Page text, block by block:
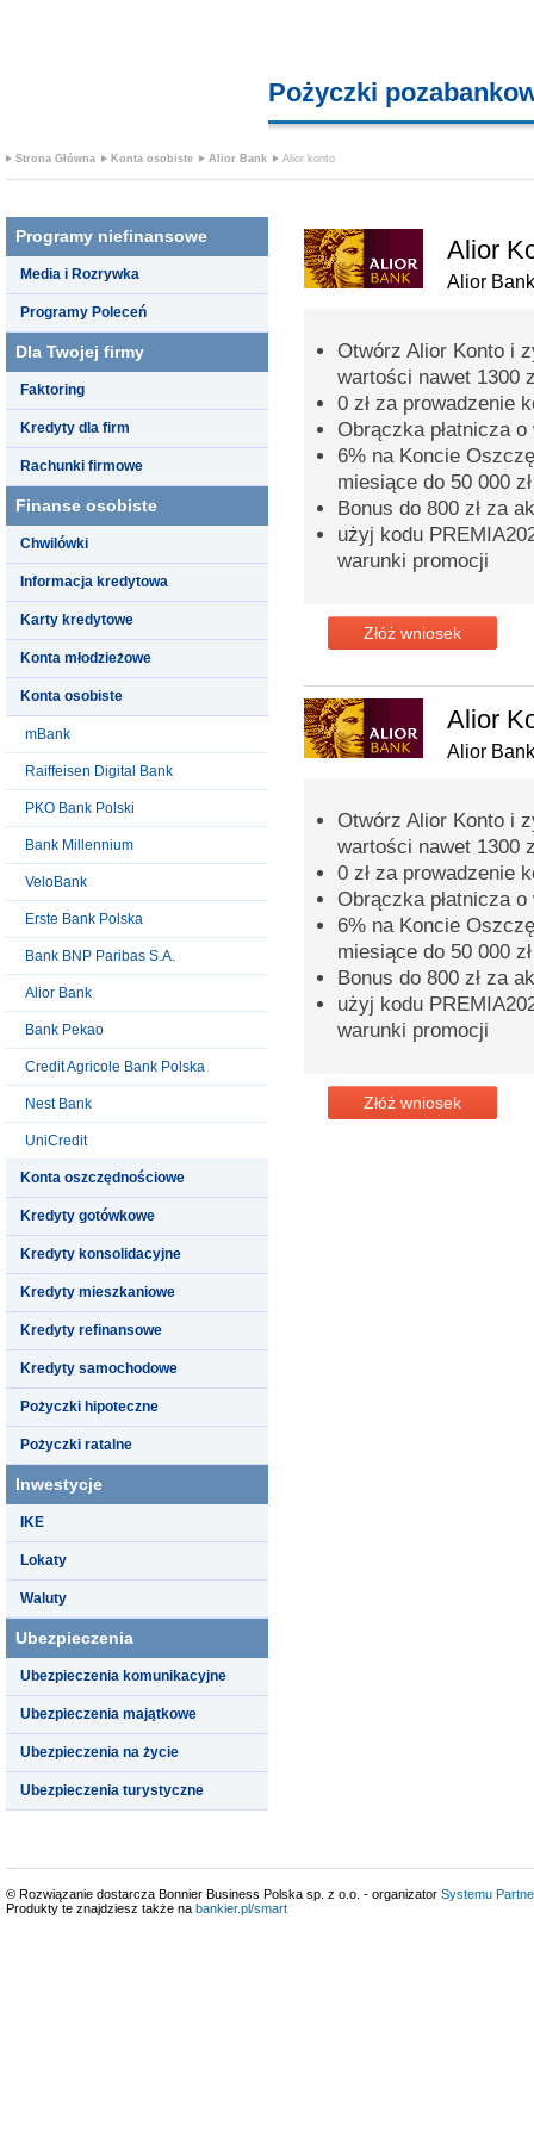
Pożyczki
Strona Główna Konta osobiste Alior Bank Alior konto
Programy niefinansowe
Media i Rozrywka
Programy Poleceń
Dla Twojej firmy
Faktoring
Kredyty dla firm
Rachunki firmowe
Finanse osobiste
Chwilówki
Informacja kredytowa
Karty kredytowe
Konta młodzieżowe
Konta osobiste
mBank
Raiffeisen Digital Bank
PKO Bank Polski
Bank Millennium
VeloBank
Erste Bank Polska
Bank BNP Paribas S.A.
Alior Bank
Bank Pekao
Credit Agricole Bank Polska
Nest Bank
UniCredit
Konta oszczędnościowe
Kredyty gotówkowe
Kredyty konsolidacyjne
Kredyty mieszkaniowe
Kredyty refinansowe
Kredyty samochodowe
Pożyczki hipoteczne
Pożyczki ratalne
Inwestycje
IKE
Lokaty
Waluty
Ubezpieczenia
Ubezpieczenia komunikacyjne
Ubezpieczenia majątkowe
Ubezpieczenia na życie
Ubezpieczenia turystyczne
Alior
Alior Bank
Otwórz Alior Konto i
wartości nawet 1300
0 zł za prowadzenie
Obrączka płatnicza o
6% na Koncie
miesiące do 50 000 zł
Bonus do 800 zł za
użyj kodu
warunki promocji
Złóż wniosek
Alior
Alior Bank
Otwórz Alior Konto i
wartości nawet 1300
0 zł za prowadzenie
Obrączka płatnicza o
6% na Koncie
miesiące do 50 000 zł
Bonus do 800 zł za
użyj kodu
warunki promocji
Złóż wniosek
© Rozwiązanie dostarcza Bonnier Business Polska sp. z o.o. - organizator Systemu
Produkty te znajdziesz także na bankier.pl/smart